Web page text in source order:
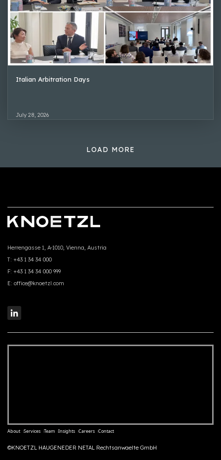
Italian Arbitration Days
July 28, 2026
LOAD MORE
Herrengasse 1, A-1010, Vienna, Austria
T: +43 1 34 34 000
F: +43 1 34 34 000 999
E: office@knoetzl.com
About Services Team Insights Careers Contact
©KNOETZL HAUGENEDER NETAL Rechtsanwaelte GmbH